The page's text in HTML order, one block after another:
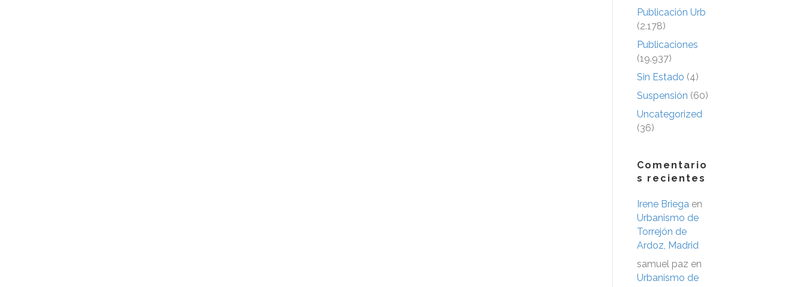
Publicación Urb
(2.178)
Publicaciones
(19.937)
Sin Estado (4)
Suspensión (60)
Uncategorized
(36)
Comentario
s recientes
Irene Briega en
Urbanismo de
Torrejón de
Ardoz, Madrid
samuel paz en
Urbanismo de